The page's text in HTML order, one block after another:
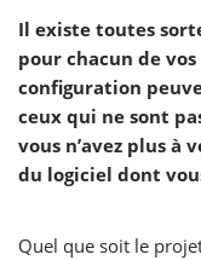
Il existe toutes
pour chacun de
configuration
ceux qui ne sont
vous n’avez plus à
du logiciel dont
Quel que soit le